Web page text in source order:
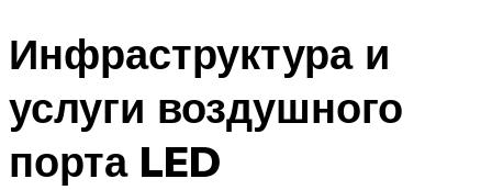
Инфраструктура и
услуги воздушного
порта LED